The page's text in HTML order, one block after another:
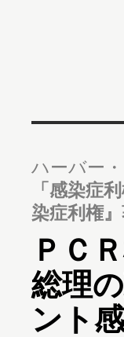
ハーバー
「感染症
染症利権
ＰＣ
総理
ント